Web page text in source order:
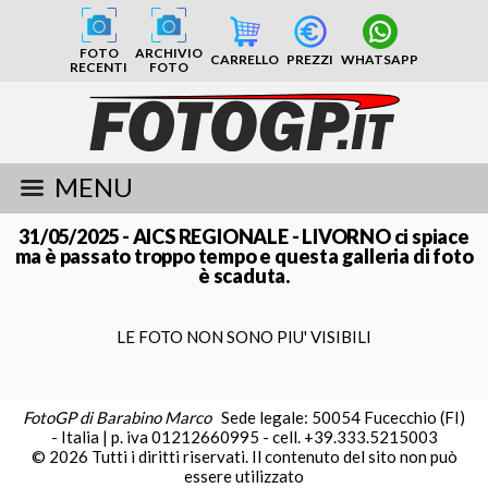
FOTO
RECENTI
ARCHIVIO
FOTO
CARRELLO PREZZI WHATSAPP
MENU
31/05/2025 - AICS REGIONALE - LIVORNO ci spiace
ma è passato troppo tempo e questa galleria di foto
è scaduta.
LE FOTO NON SONO PIU' VISIBILI
FotoGP di Barabino Marco Sede legale: 50054 Fucecchio (FI)
- Italia | p. iva 01212660995 - cell. +39.333.5215003
© 2026 Tutti i diritti riservati. Il contenuto del sito non può
essere utilizzato